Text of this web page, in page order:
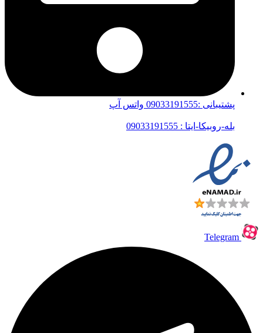
پشتیبانی :09033191555 واتس آپ
بله-روبیکا-ایتا : 09033191555
Telegram